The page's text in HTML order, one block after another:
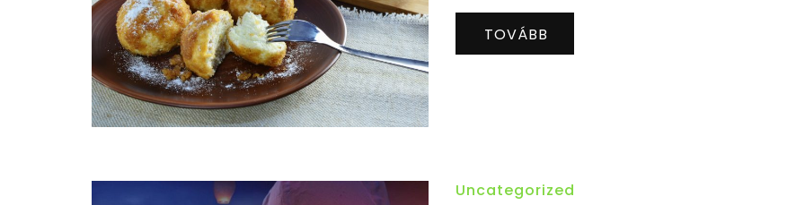
TOVÁBB
Uncategorized